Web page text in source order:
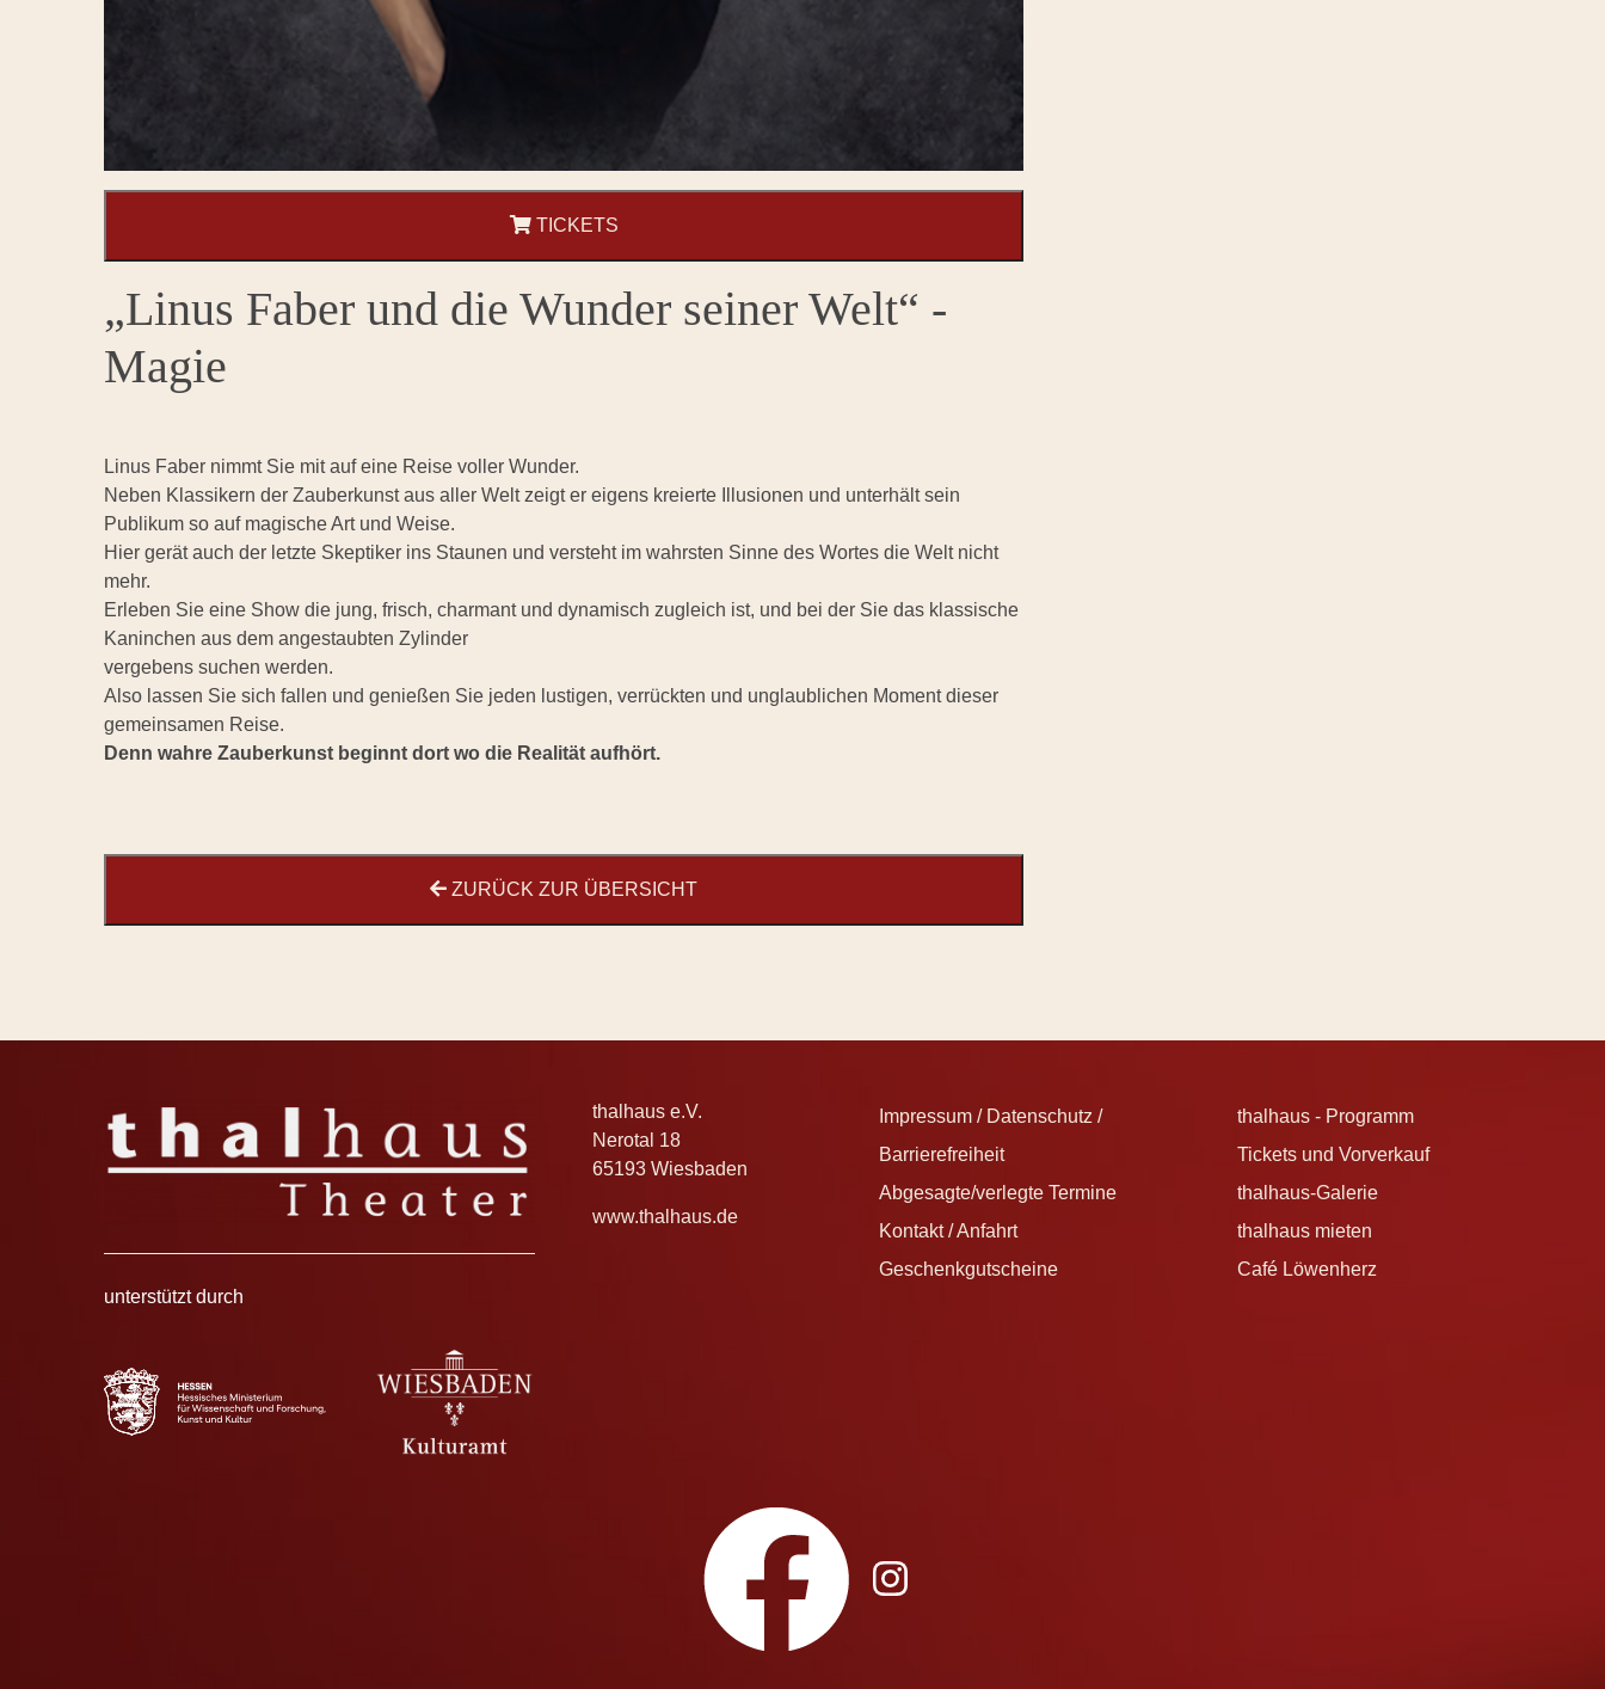
TICKETS
„Linus Faber und die Wunder seiner Welt“ -
Magie
Linus Faber nimmt Sie mit auf eine Reise voller Wunder.
Neben Klassikern der Zauberkunst aus aller Welt zeigt er eigens kreierte Illusionen und unterhält sein
Publikum so auf magische Art und Weise.
Hier gerät auch der letzte Skeptiker ins Staunen und versteht im wahrsten Sinne des Wortes die Welt nicht
mehr.
Erleben Sie eine Show die jung, frisch, charmant und dynamisch zugleich ist, und bei der Sie das klassische
Kaninchen aus dem angestaubten Zylinder
vergebens suchen werden.
Also lassen Sie sich fallen und genießen Sie jeden lustigen, verrückten und unglaublichen Moment dieser
gemeinsamen Reise.
Denn wahre Zauberkunst beginnt dort wo die Realität aufhört.
ZURÜCK ZUR ÜBERSICHT
unterstützt durch
thalhaus e.V.
Nerotal 18
65193 Wiesbaden
www.thalhaus.de
Impressum / Datenschutz /
Barrierefreiheit
Abgesagte/verlegte Termine
Kontakt / Anfahrt
Geschenkgutscheine
thalhaus - Programm
Tickets und Vorverkauf
thalhaus-Galerie
thalhaus mieten
Café Löwenherz